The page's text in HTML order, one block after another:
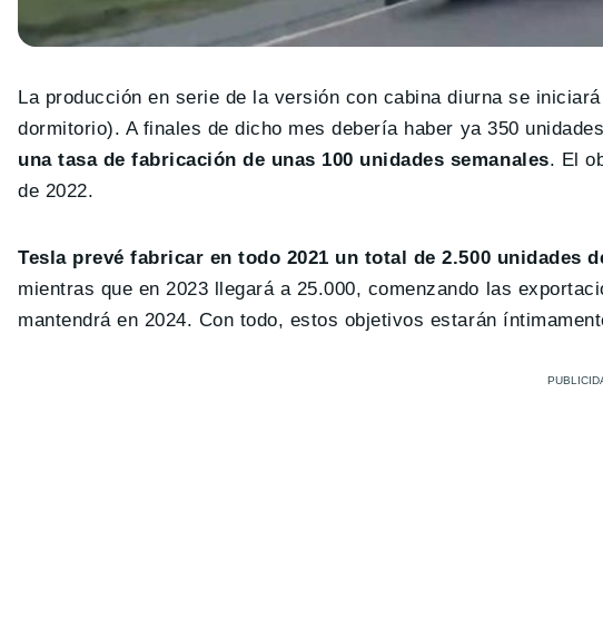
La producción en serie de la versión con cabina diurna se
dormitorio). A finales de dicho mes debería haber ya 350
una tasa de fabricación de unas 100 unidades semanales. El
de 2022.
Tesla prevé fabricar en todo 2021 un total de 2.500 unidades
mientras que en 2023 llegará a 25.000, comenzando las
mantendrá en 2024. Con todo, estos objetivos estarán